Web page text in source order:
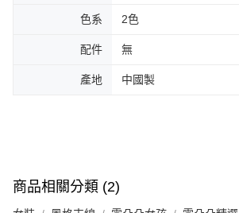
色系 2色
配件 無
產地 中國製
商品相關分類 (2)